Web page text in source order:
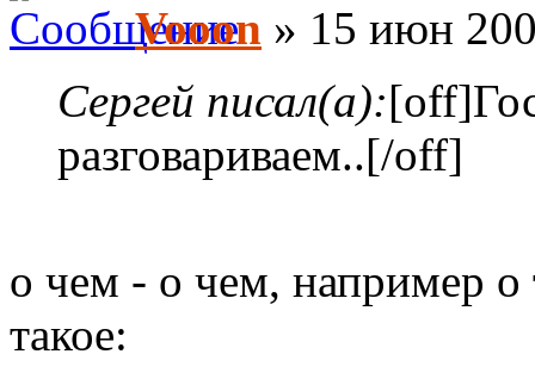
Vooon » 15 июн
Сергей писал(а):
разговариваем..[/off]
о чем - о чем, например о
такое: